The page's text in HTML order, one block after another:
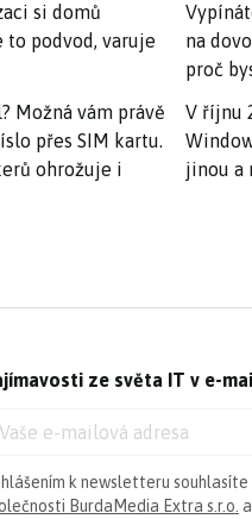
si domů
podvod, varuje
Možná vám právě
přes SIM kartu.
ohrožuje i
na
proč
V říjnu
jinou a
ze světa IT v e-
k newsletteru souhlasíte
BurdaMedia Extra s.r.o.